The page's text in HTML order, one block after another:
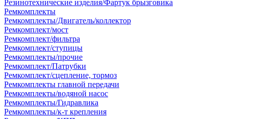
Резинотехнические изделия/Фартук брызговика
Ремкомплекты
Ремкомплекты/Двигатель/коллектор
Ремкомплект/мост
Ремкомплект/фильтра
Ремкомплект/ступицы
Ремкомплекты/прочие
Ремкомплект/Патрубки
Ремкомплект/сцепление, тормоз
Ремкомплекты главной передачи
Ремкомплекты/водяной насос
Ремкомплекты/Гидравлика
Ремкомплекты/к-т крепления